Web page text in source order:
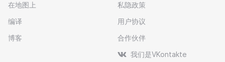
在地图上
编译
博客
私隐政策
用户协议
合作伙伴
我们是VKontakte